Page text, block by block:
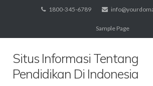
1800-345-6789
Sample Page
Situs Informasi Tentang
Pendidikan Di Indonesia